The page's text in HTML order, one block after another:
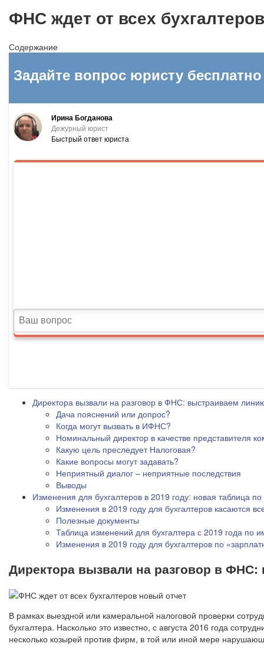
ФНС ждет от всех
Содержание
Директора вызвали на разговор в ФНС: выстраиваем
Дача пояснений или допрос?
Когда могут вызвать в ИФНС?
Номинальный директор в качестве представителя
Какую цель преследует Налоговая?
Какие вопросы могут задавать?
Неприятный диалог – неприятные последствия
Выводы
Изменения для бухгалтеров в 2019 году: новая таблица
Изменения в 2019 году для бухгалтеров касаются
Полезные документы
Таблица изменений для бухгалтера с 2019 года по
Изменения в 2019 году для бухгалтеров по
Директора вызвали на разговор в
В рамках выездной или камеральной налоговой проверки
бухгалтера. Насколько это известно, с августа 2016 года
несколько козырей против фирм, в той или иной мере